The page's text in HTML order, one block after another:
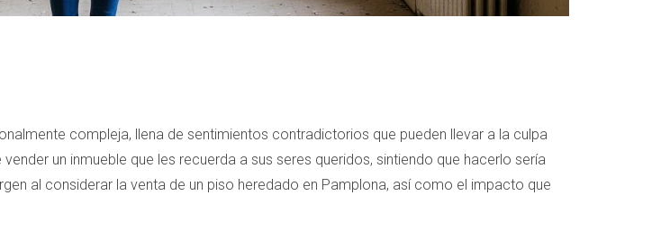
compleja, llena de sentimientos contradictorios que pueden llevar a la culpa
un inmueble que les recuerda a sus seres queridos, sintiendo que hacerlo sería
al considerar la venta de un piso heredado en Pamplona, así como el impacto que